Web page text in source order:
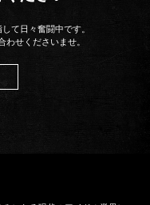
て日々奮闘中です。
わせくださいませ。